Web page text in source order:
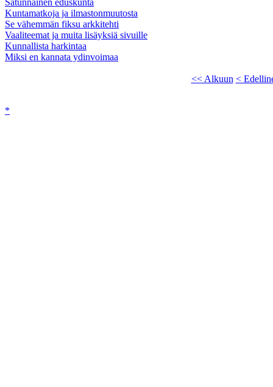
Satunnainen eduskunta
Kuntamatkoja ja ilmastonmuutosta
Se vähemmän fiksu arkkitehti
Vaaliteemat ja muita lisäyksiä sivuille
Kunnallista harkintaa
Miksi en kannata ydinvoimaa
<< Alkuun <
*